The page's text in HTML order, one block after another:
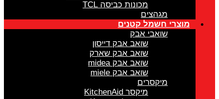
מכונות כביסה TCL
מגהצים
מוצרי חשמל קטנים
שואבי אבק
שואב אבק דייסון
שואב אבק שארק
שואב אבק midea
שואב אבק miele
מיקסרים
מיקסר KitchenAid